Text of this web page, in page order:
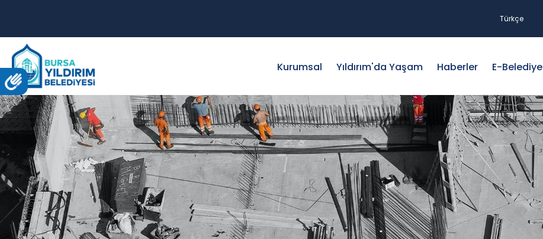
Türkçe
Kurumsal Yıldırım'da Yaşam Haberler E-Belediye